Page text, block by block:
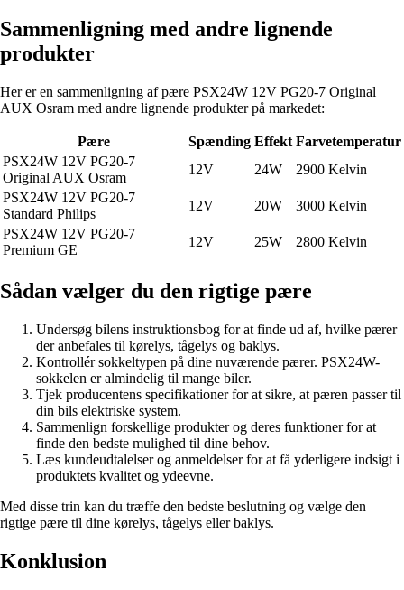
Sammenligning med andre lignende
produkter
Her er en sammenligning af pære PSX24W 12V PG20-7 Original
AUX Osram med andre lignende produkter på markedet:
Pære Spænding Effekt Farvetemperatur
PSX24W 12V PG20-7
Original AUX Osram
12V 24W
2900 Kelvin
PSX24W 12V PG20-7
Standard Philips
12V 20W
3000 Kelvin
PSX24W 12V PG20-7
Premium GE
12V 25W 2800 Kelvin
Sådan vælger du den rigtige pære
Undersøg bilens instruktionsbog for at finde ud af, hvilke pærer
der anbefales til kørelys, tågelys og baklys.
Kontrollér sokkeltypen på dine nuværende pærer. PSX24W-
sokkelen er almindelig til mange biler.
Tjek producentens specifikationer for at sikre, at pæren passer til
din bils elektriske system.
Sammenlign forskellige produkter og deres funktioner for at
finde den bedste mulighed til dine behov.
Læs kundeudtalelser og anmeldelser for at få yderligere indsigt i
produktets kvalitet og ydeevne.
Med disse trin kan du træffe den bedste beslutning og vælge den
rigtige pære til dine kørelys, tågelys eller baklys.
Konklusion